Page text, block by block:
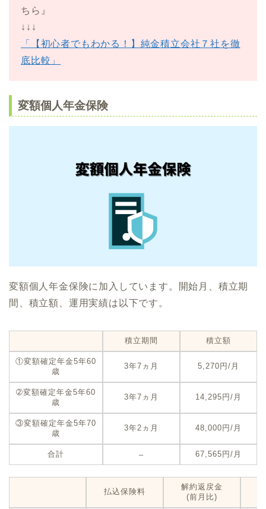
ちら』
↓↓↓
「【初心者でもわかる！】純金積立会社７社を徹
底比較」
変額個人年金保険
変額個人年金保険に加入しています。開始月、積立期
間、積立額、運用実績は以下です。
積立期間 積立額
①変額確定年金5年60
歳
3年7ヵ月 5,270円/月
➁変額確定年金5年60
歳
3年7ヵ月 14,295円/月
③変額確定年金5年70
歳
3年2ヵ月 48,000円/月
合計 – 67,565円/月
払込保険料
解約返戻金
(前月比)